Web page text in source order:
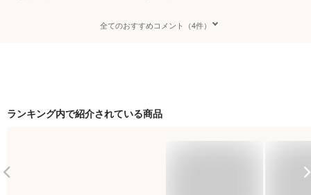
全てのおすすめコメント（4件）
ランキング内で紹介されている商品